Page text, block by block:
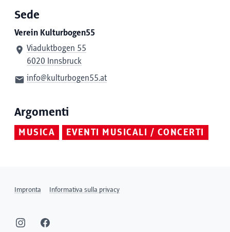
Sede
Verein Kulturbogen55
Viaduktbogen 55
6020 Innsbruck
info@kulturbogen55.at
Argomenti
MUSICA EVENTI MUSICALI / CONCERTI
Impronta Informativa sulla privacy